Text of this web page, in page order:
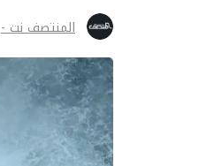
المنتصف نت -